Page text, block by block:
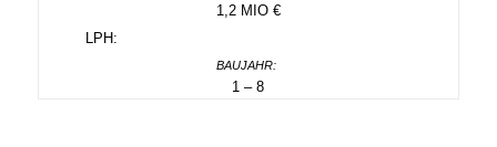
1,2 MIO €
LPH:
1 – 8